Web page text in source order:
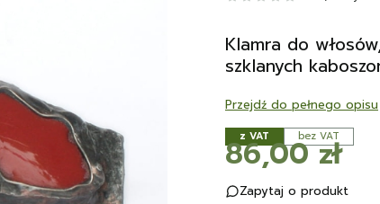
Klamra do
szklanych
Przejdź do pełnego opisu
z VAT bez VAT
Cena
86,00 zł
Zapytaj o produkt